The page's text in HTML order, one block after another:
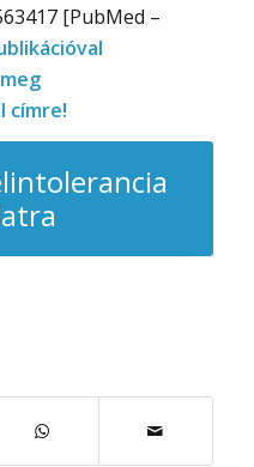
[PubMed –
címre!